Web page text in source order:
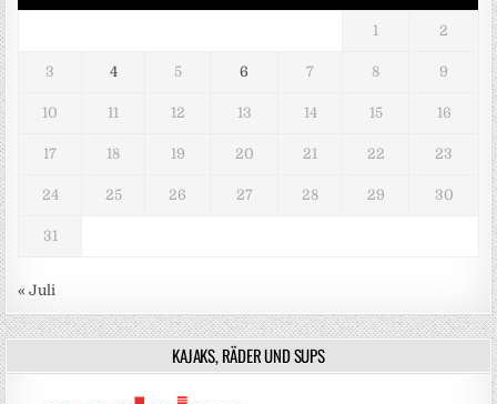
1 2
3 4 5 6 7 8 9
10 11 12 13 14 15 16
17 18 19 20 21 22 23
24 25 26 27 28 29 30
31
« Juli
KAJAKS, RÄDER UND SUPS